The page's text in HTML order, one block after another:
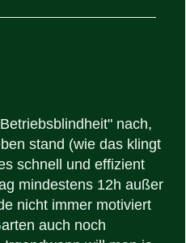
nach,
stand (wie das klingt
schnell und effizient
mindestens 12h außer
nicht immer motiviert
auch noch